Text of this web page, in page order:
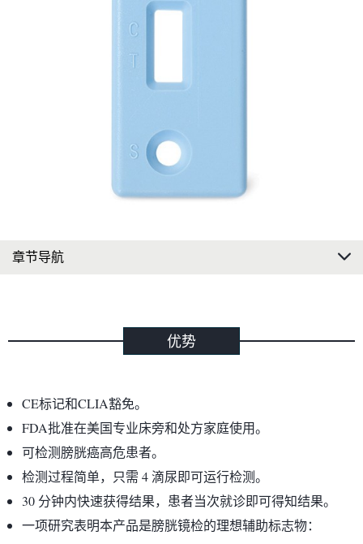
章节导航
优势
CE标记和CLIA豁免。
FDA批准在美国专业床旁和处方家庭使用。
可检测膀胱癌高危患者。
检测过程简单，只需 4 滴尿即可运行检测。
30 分钟内快速获得结果，患者当次就诊即可得知结果。
一项研究表明本产品是膀胱镜检的理想辅助标志物：